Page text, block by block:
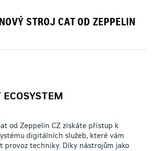
STROJ CAT OD ZEPPELIN
ECOSYSTEM
od Zeppelin CZ získáte přístup k
digitálních služeb, které vám
provoz techniky. Díky nástrojům jako